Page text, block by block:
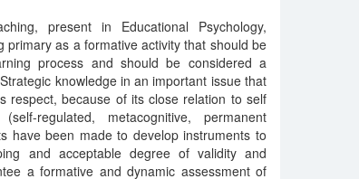
present in Educational Psychology,
as a formative activity that should be
process and should be considered a
knowledge in an important issue that
respect, because of its close relation to self
regulated, metacognitive, permanent
have been made to develop instruments to
and acceptable degree of validity and
a formative and dynamic assessment of